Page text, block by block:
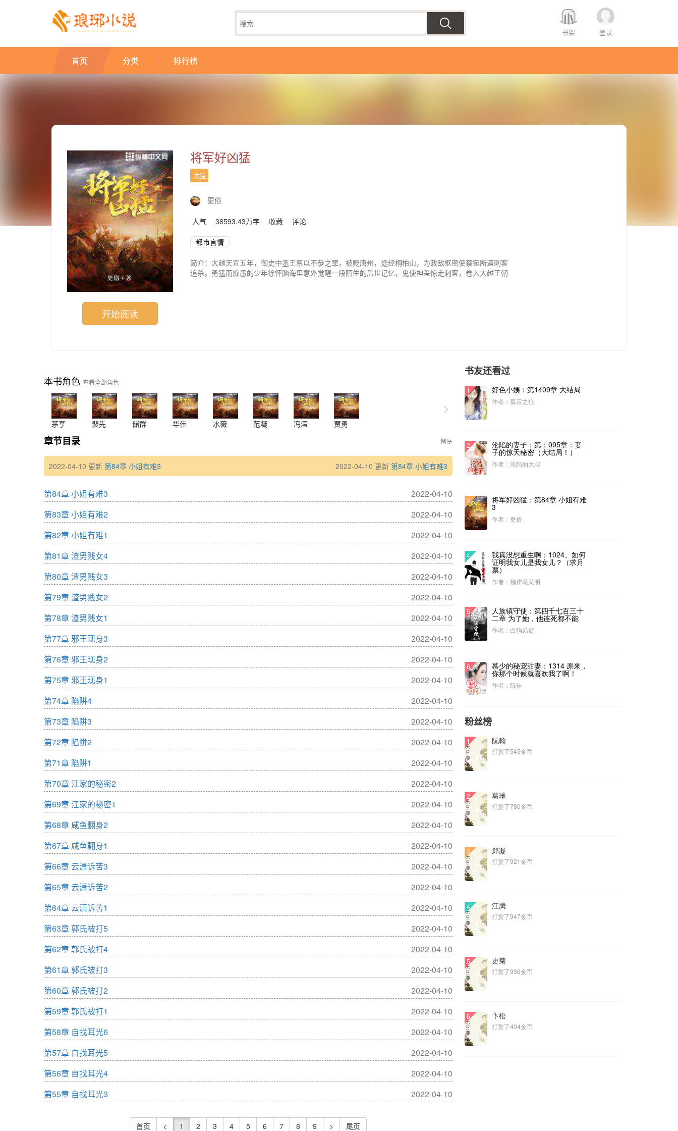
书架 登录
首页 分类 排行榜
开始阅读
将军好凶猛
太监
更俗
人气 38593.43万字 收藏 评论
都市言情
简介：大越天宣五年，御史中丞王禀以不恭之罪，被贬唐州，途经桐柏山，为政敌枢密使蔡铤所遣刺客
追杀。勇猛而痴愚的少年徐怀脑海里意外觉醒一段陌生的后世记忆，鬼使神差惊走刺客，卷入大越王朝
本书角色 查看全部角色
茅亨 裴先 储群 华伟 水薇 范凝 冯滢 贾勇
>
章节目录 倒序
2022-04-10 更新 第84章 小姐有难3 2022-04-10 更新 第84章 小姐有难3
第84章 小姐有难3
2022-04-10
第83章 小姐有难2
2022-04-10
第82章 小姐有难1
2022-04-10
第81章 渣男贱女4
2022-04-10
第80章 渣男贱女3
2022-04-10
第79章 渣男贱女2
2022-04-10
第78章 渣男贱女1
2022-04-10
第77章 邪王现身3
2022-04-10
第76章 邪王现身2
2022-04-10
第75章 邪王现身1
2022-04-10
第74章 陷阱4
2022-04-10
第73章 陷阱3
2022-04-10
第72章 陷阱2
2022-04-10
第71章 陷阱1
2022-04-10
第70章 江家的秘密2
2022-04-10
第69章 江家的秘密1
2022-04-10
第68章 咸鱼翻身2
2022-04-10
第67章 咸鱼翻身1
2022-04-10
第66章 云潇诉苦3
2022-04-10
第65章 云潇诉苦2
2022-04-10
第64章 云潇诉苦1
2022-04-10
第63章 郭氏被打5
2022-04-10
第62章 郭氏被打4
2022-04-10
第61章 郭氏被打3
2022-04-10
第60章 郭氏被打2
2022-04-10
第59章 郭氏被打1
2022-04-10
第58章 自找耳光6
2022-04-10
第57章 自找耳光5
2022-04-10
第56章 自找耳光4
2022-04-10
第55章 自找耳光3
2022-04-10
首页 < 1 2 3 4 5 6 7 8 9 > 尾页
书友还看过
1 好色小姨：第1409章 大结局
作者：孤寂之狼
2 沦陷的妻子：第：095章：妻
子的惊天秘密（大结局！）
作者：沦陷的大叔
3 将军好凶猛：第84章 小姐有难
3
作者：更俗
4 我真没想重生啊：1024、如何
证明我女儿是我女儿？（求月
票）
作者：柳岸花又明
5 人族镇守使：第四千七百三十
二章 为了她，他连死都不能
作者：白驹易逝
6 慕少的秘宠甜妻：1314 原来，
你那个时候就喜欢我了啊！
作者：阮佳
粉丝榜
1 阮翰
打赏了545金币
2 葛琳
打赏了780金币
3 郑凝
打赏了921金币
4 江腾
打赏了947金币
5 史菊
打赏了936金币
6 卞松
打赏了404金币